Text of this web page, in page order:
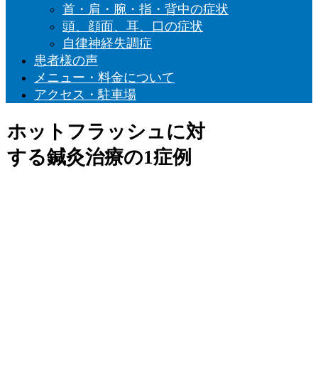
首・肩・腕・指・背中の症状
頭、顔面、耳、口の症状
自律神経失調症
患者様の声
メニュー・料金について
アクセス・駐車場
ホットフラッシュに対
する鍼灸治療の1症例